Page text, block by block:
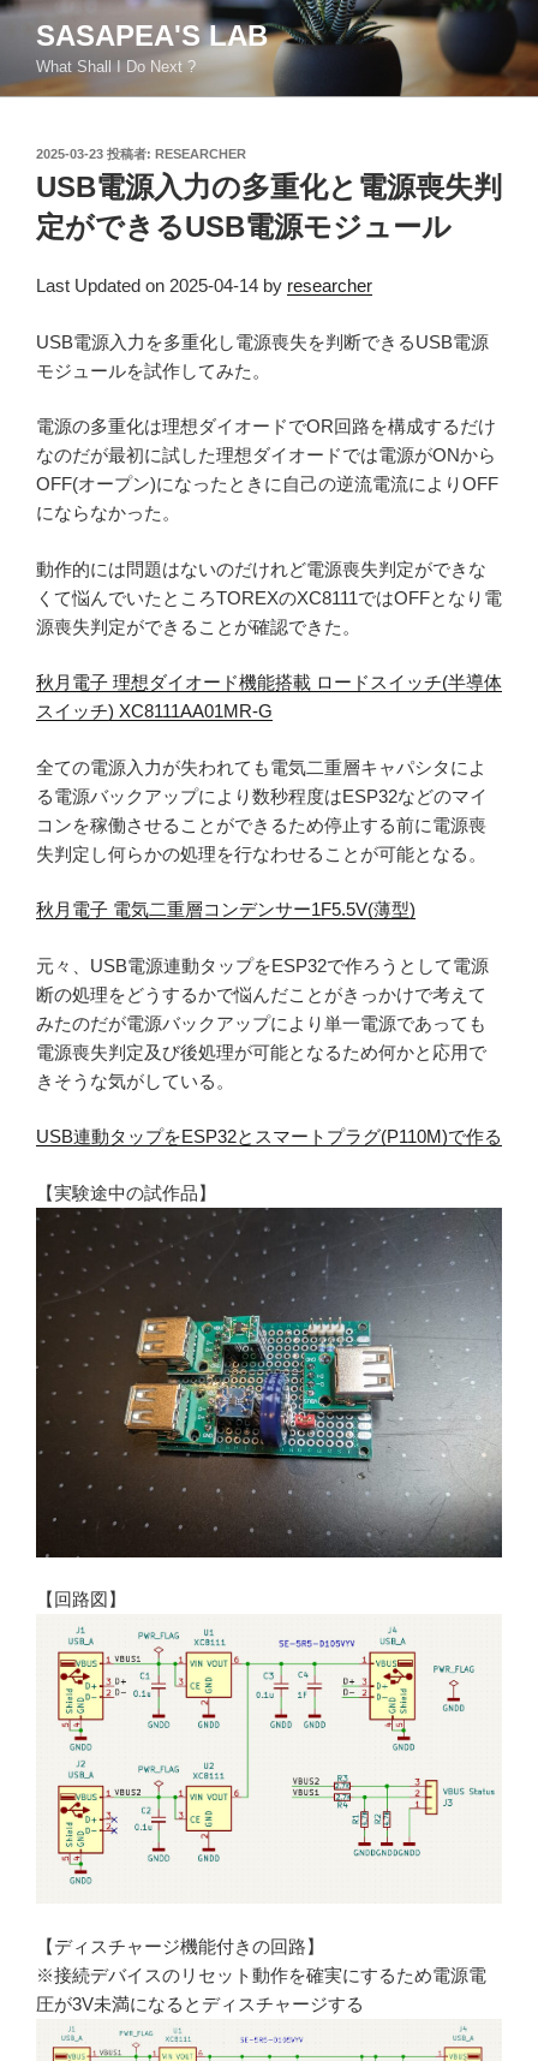
コ
ン
SASAPEA'S LAB
What Shall I Do Next ?
投
稿
日:
2025-03-23 投稿者: RESEARCHER
USB電源入力の多重化と電源喪失判
定ができるUSB電源モジュール
Last Updated on 2025-04-14 by researcher
USB電源入力を多重化し電源喪失を判断できるUSB電源
モジュールを試作してみた。
電源の多重化は理想ダイオードでOR回路を構成するだけ
なのだが最初に試した理想ダイオードでは電源がONから
OFF(オープン)になったときに自己の逆流電流によりOFF
にならなかった。
動作的には問題はないのだけれど電源喪失判定ができな
くて悩んでいたところTOREXのXC8111ではOFFとなり電
源喪失判定ができることが確認できた。
秋月電子 理想ダイオード機能搭載 ロードスイッチ(半導体
スイッチ) XC8111AA01MR-G
全ての電源入力が失われても電気二重層キャパシタによ
る電源バックアップにより数秒程度はESP32などのマイ
コンを稼働させることができるため停止する前に電源喪
失判定し何らかの処理を行なわせることが可能となる。
秋月電子 電気二重層コンデンサー1F5.5V(薄型)
元々、USB電源連動タップをESP32で作ろうとして電源
断の処理をどうするかで悩んだことがきっかけで考えて
みたのだが電源バックアップにより単一電源であっても
電源喪失判定及び後処理が可能となるため何かと応用で
きそうな気がしている。
USB連動タップをESP32とスマートプラグ(P110M)で作る
【実験途中の試作品】
【回路図】
【ディスチャージ機能付きの回路】
※接続デバイスのリセット動作を確実にするため電源電
圧が3V未満になるとディスチャージする